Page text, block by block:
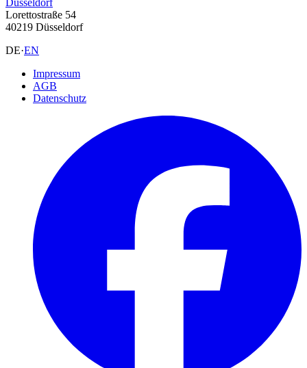
Düsseldorf
Lorettostraße 54
40219 Düsseldorf
DE·EN
Impressum
AGB
Datenschutz